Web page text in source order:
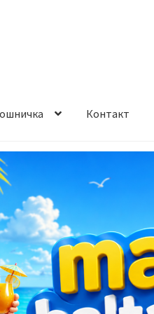
Контакт
и начин на плаќање
на производ